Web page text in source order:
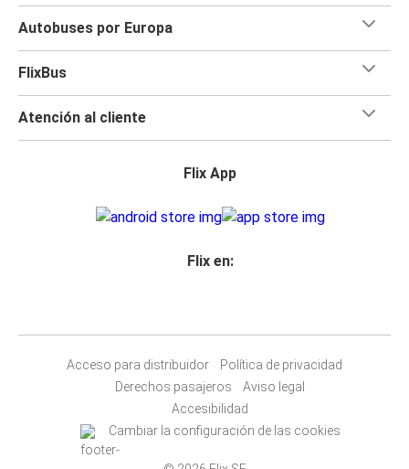
Autobuses por Europa
FlixBus
Atención al cliente
Flix App
Flix en:
Acceso para distribuidor
Política de privacidad
Derechos pasajeros
Aviso legal
Accesibilidad
Cambiar la configuración de las cookies